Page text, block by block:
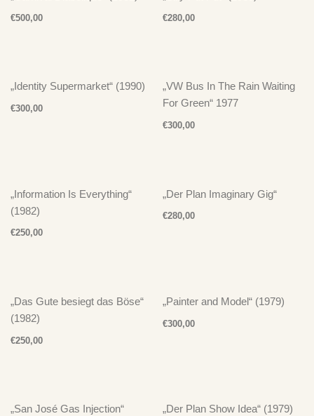
€500,00 €280,00
„Identity Supermarket“ (1990)
€300,00
„VW Bus In The Rain Waiting
For Green“ 1977
€300,00
„Information Is Everything“
(1982)
€250,00
„Der Plan Imaginary Gig“
€280,00
„Das Gute besiegt das Böse“
(1982)
€250,00
„Painter and Model“ (1979)
€300,00
„San José Gas Injection“
„Der Plan Show Idea“ (1979)